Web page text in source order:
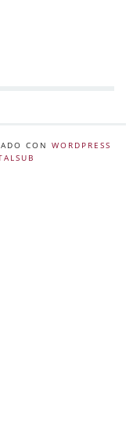
CON WORDPRESS